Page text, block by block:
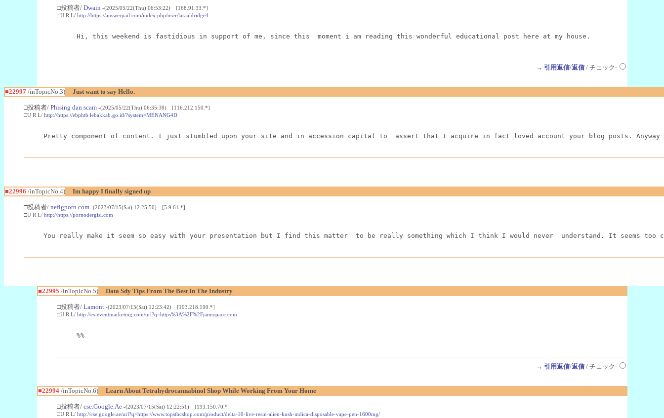
□投稿者/ Dwain -(2025/05/22(Thu) 06:53:22) [168.91.33.*]
□U R L/ http://https://answerpail.com/index.php/user/laraaldridge4
Hi, this weekend is fastidious in support of me, since this  moment i am reading this wonderful educational post here at my house.
→ 引用返信/返信/ チェック-
■22997 /inTopicNo.3) Just want to say Hello.
□投稿者/ Phising dan scam -(2025/05/22(Thu) 06:35:38) [116.212.150.*]
□U R L/ http://https://ebphtb.lebakkab.go.id/?system=MENANG4D
Pretty component of content. I just stumbled upon your site and in accession capital to  assert that I acquire in fact loved account your blog posts.
■22996 /inTopicNo.4) Im happy I finally signed up
□投稿者/ nefigporn.com -(2023/07/15(Sat) 12:25:50) [5.9.61.*]
□U R L/ http://https://pornodergisi.com
You really make it seem so easy with your presentation but I find this matter  to be really something which I think I would never  understand. It seems
■22995 /inTopicNo.5) Data Sdy Tips From The Best In The Industry
□投稿者/ Lamont -(2023/07/15(Sat) 12:23:42) [193.218.190.*]
□U R L/ http://es-eventmarketing.com/url?q=https%3A%2F%2Fjamsspace.com
%%
→ 引用返信/返信/ チェック-
■22994/inTopicNo.6) Learn About Tetrahydrocannabinol Shop While Working From Your Home
□投稿者/ cse.Google.Ae -(2023/07/15(Sat) 12:22:51) [193.150.70.*]
□U R L/ http://cse.google.ae/url?q=https://www.topsthcshop.com/product/delta-10-live-resin-alien-kush-indica-disposable-vape-pen-1600mg/